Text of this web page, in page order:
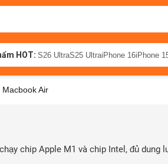
HOT: S26 UltraS25 UltraiPhone 16iPhone
Macbook Air
chip Apple M1 và chip Intel, đủ dung